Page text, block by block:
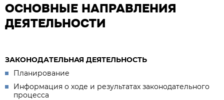
ОСНОВНЫЕ НАПРАВЛЕНИЯ
ДЕЯТЕЛЬНОСТИ
ЗАКОНОДАТЕЛЬНАЯ ДЕЯТЕЛЬНОСТЬ
Планирование
Информация о ходе и результатах законодательного
процесса